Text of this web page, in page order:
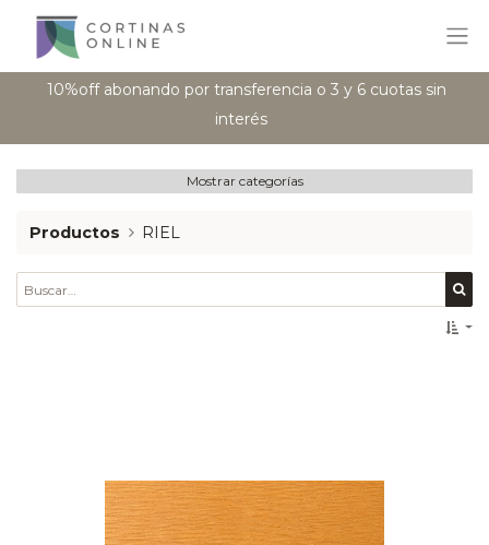
10%off abonando por transferencia o 3 y 6 cuotas sin
interés
Mostrar categorías
Productos RIEL